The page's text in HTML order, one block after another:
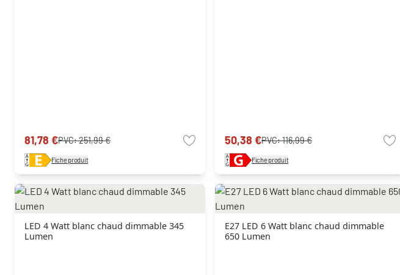
81,78 €PVC:251,99 €
Fiche produit
50,38 €PVC:116,99 €
Fiche produit
LED 4 Watt blanc chaud dimmable 345
Lumen
E27 LED 6 Watt blanc chaud dimmable
650 Lumen